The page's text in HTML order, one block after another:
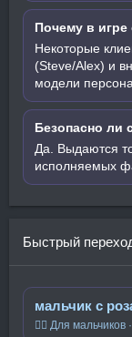
Почему в игре
Некоторые
(Steve/Alex) и
модели
Безопасно ли
Да. Выдаются
исполняемых
Быстрый
мальчик с
🧍‍♂️ Для мальчиков